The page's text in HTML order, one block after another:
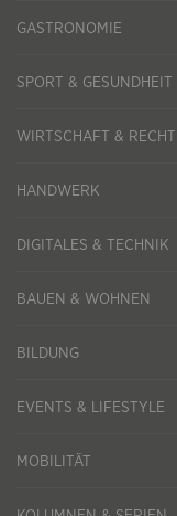
GASTRONOMIE
SPORT & GESUNDHEIT
WIRTSCHAFT & RECHT
HANDWERK
DIGITALES & TECHNIK
BAUEN & WOHNEN
BILDUNG
EVENTS & LIFESTYLE
MOBILITÄT